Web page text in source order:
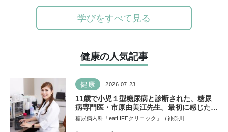
学びをすべて見る
健康の人気記事
健康 2026.07.23
11歳で小児１型糖尿病と診断された、糖尿
病専門医・市原由美江先生。最初に感じた違
和感は、とにかく喉が渇くことだった
糖尿病内科「eatLIFEクリニック」（神奈川…